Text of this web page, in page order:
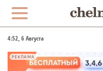
4:52, 6 Августа
РЕКЛАМА